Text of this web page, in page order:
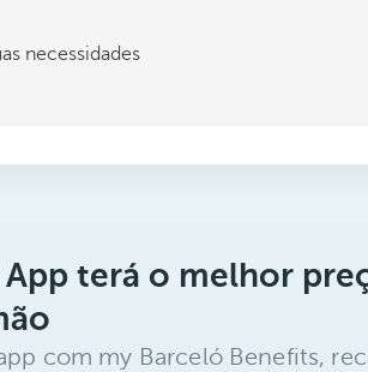
necessidades
terá o melhor
com my Barceló Benefits,